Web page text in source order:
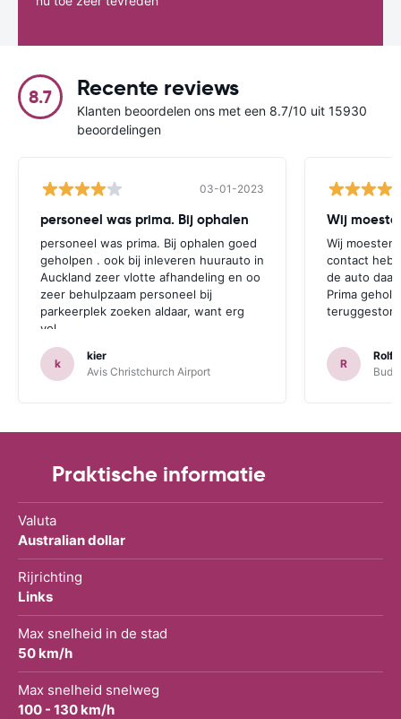
8.7 Recente reviews
Klanten beoordelen ons met een 8.7/10 uit 15930
beoordelingen
03-01-2023
personeel was prima. Bij ophalen
personeel was prima. Bij ophalen goed
geholpen . ook bij inleveren huurauto in
Auckland zeer vlotte afhandeling en oo
zeer behulpzaam personeel bij
parkeerplek zoeken aldaar, want erg
vol.
k
kier
Avis Christchurch Airport
Wij
Wij moesten
contact
de auto
Prima
R
Rolf
Praktische informatie
Valuta
Australian dollar
Rijrichting
Links
Max snelheid in de stad
50 km/h
Max snelheid snelweg
100 - 130 km/h